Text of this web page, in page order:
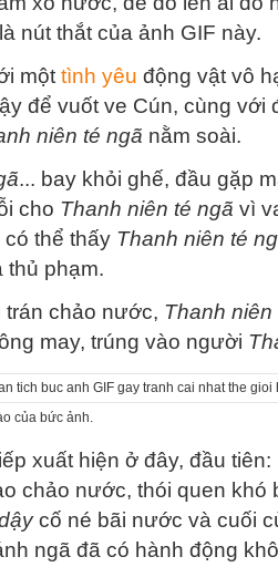
nút thắt của ảnh GIF này.
một tình yêu động vật vô
để vuốt ve Cún, cùng với
niên té ngã nằm soài.
... bay khỏi ghế, đầu gặp
cho Thanh niên té ngã vì
thể thấy Thanh niên té
thủ phạm.
trán chảo nước, Thanh
may, trúng vào người
của bức ảnh.
xuất hiện ở đây, đầu tiên:
chảo nước, thói quen khó
cố né bãi nước và cuối
ngã đã có hành động